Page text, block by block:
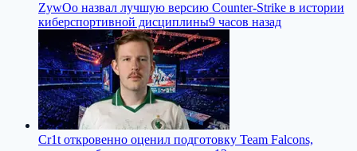
ZywOo назвал лучшую версию Counter-Strike в истории
киберспортивной дисциплины9 часов назад
Cr1t откровенно оценил подготовку Team Falcons,